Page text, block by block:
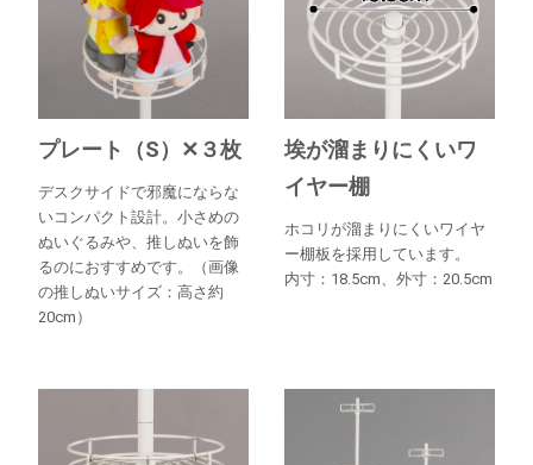
プレート（S）✕３枚
デスクサイドで邪魔にならな
いコンパクト設計。小さめの
ぬいぐるみや、推しぬいを飾
るのにおすすめです。（画像
の推しぬいサイズ：高さ約
20cm）
埃が溜まりにくいワ
イヤー棚
ホコリが溜まりにくいワイヤ
ー棚板を採用しています。
内寸：18.5cm、外寸：20.5cm